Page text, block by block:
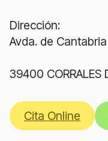
Dirección:
Avda. de Cantabria
39400 CORRALES
Cita Online